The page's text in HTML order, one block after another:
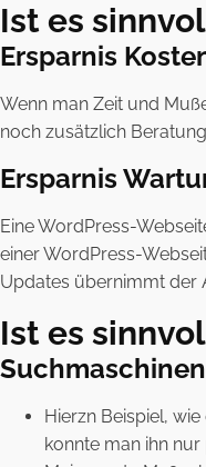
Ist es
Ersparnis
Wenn man Zeit und
noch zusätzlich
Ersparnis
Eine WordPress-
einer WordPress-
Updates übernimmt der
Ist es
Hierzn Beispiel,
konnte man ihn